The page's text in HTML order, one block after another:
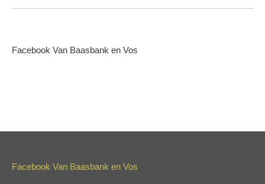
Facebook Van Baasbank en Vos
Facebook Van Baasbank en Vos